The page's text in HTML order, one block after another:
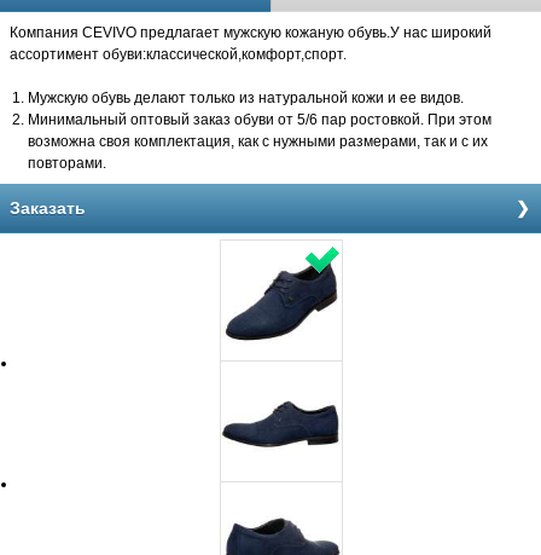
Компания CEVIVO предлагает мужскую кожаную обувь.У нас широкий
ассортимент обуви:классической,комфорт,спорт.
Мужскую обувь делают только из натуральной кожи и ее видов.
Минимальный оптовый заказ обуви от 5/6 пар ростовкой. При этом
возможна своя комплектация, как с нужными размерами, так и с их
повторами.
Заказать